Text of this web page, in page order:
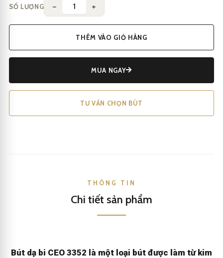
SỐ LƯỢNG − +
THÊM VÀO GIỎ HÀNG
MUA NGAY
TƯ VẤN CHỌN BÚT
THÔNG TIN
Chi tiết sản phẩm
Bút dạ bi CEO 3352 là một loại bút được làm từ kim